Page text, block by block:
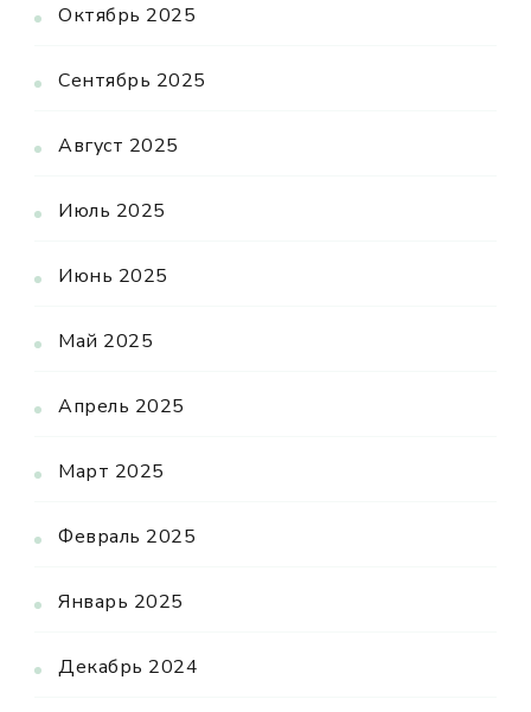
Октябрь 2025
Сентябрь 2025
Август 2025
Июль 2025
Июнь 2025
Май 2025
Апрель 2025
Март 2025
Февраль 2025
Январь 2025
Декабрь 2024